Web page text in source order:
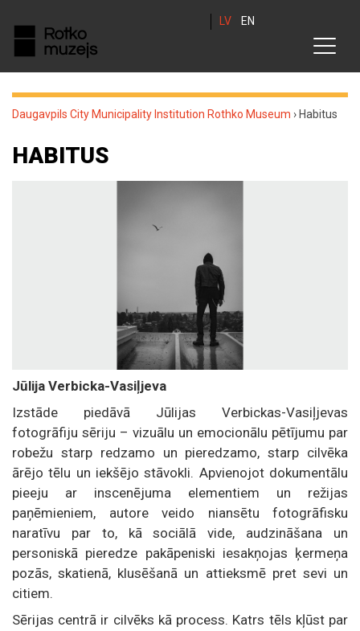
LV EN
Daugavpils City Municipality Institution Rothko Museum › Habitus
HABITUS
Jūlija Verbicka-Vasiļjeva
Izstāde piedāvā Jūlijas Verbickas-Vasiļjevas
fotogrāfiju sēriju – vizuālu un emocionālu pētījumu par
robežu starp redzamo un pieredzamo, starp cilvēka
ārējo tēlu un iekšējo stāvokli. Apvienojot dokumentālu
pieeju ar inscenējuma elementiem un režijas
paņēmieniem, autore veido niansētu fotogrāfisku
naratīvu par to, kā sociālā vide, audzināšana un
personiskā pieredze pakāpeniski iesakņojas ķermeņa
pozās, skatienā, klusēšanā un attieksmē pret sevi un
citiem.
Sērijas centrā ir cilvēks kā process. Katrs tēls kļūst par